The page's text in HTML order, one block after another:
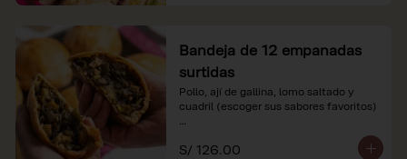
referenciales.
Bandeja de 12 empanadas
surtidas
Pollo, ají de gallina, lomo saltado y
cuadril (escoger sus sabores favoritos)
*Nuestros precios están expresados en
soles e incluyen impuestos de ley y
S/ 126.00